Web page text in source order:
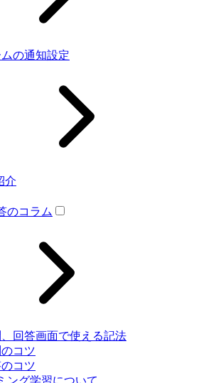
の通知設定
介
のコラム
回答画面で使える記法
コツ
コツ
ング学習について